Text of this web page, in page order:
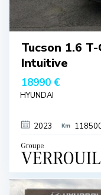
Tucson 1.6
Intuitive
18990 €
HYUNDAI
2023